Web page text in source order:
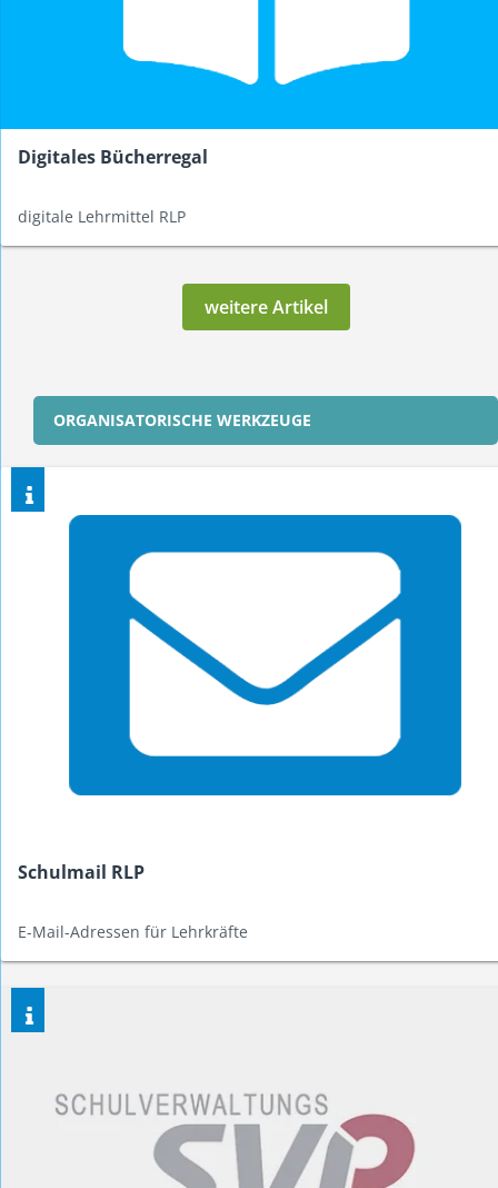
Digitales Bücherregal
digitale Lehrmittel RLP
weitere Artikel
ORGANISATORISCHE WERKZEUGE
Schulmail RLP
E-Mail-Adressen für Lehrkräfte